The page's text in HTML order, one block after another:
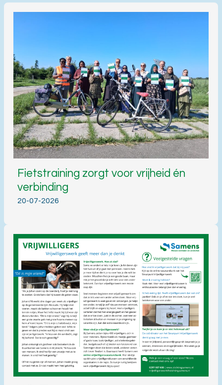
Fietstraining zorgt voor vrijheid én
verbinding
20-07-2026